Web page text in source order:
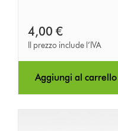
4,00 €
Il prezzo include l’IVA
Aggiungi al carrello